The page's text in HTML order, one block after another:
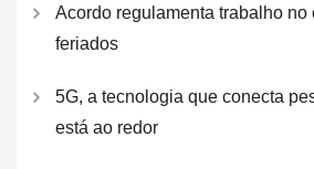
Acordo regulamenta trabalho no
feriados
5G, a tecnologia que conecta
está ao redor